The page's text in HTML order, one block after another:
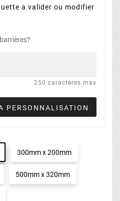
a valider ou modifier
250 caractères max
PERSONNALISATION
300mm x 200mm
500mm x 320mm